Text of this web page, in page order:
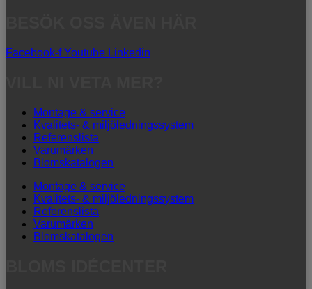
Facebook-f Youtube Linkedin
Montage & service
Kvalitets- & miljöledningssystem
Referenslista
Varumärken
Blomskatalogen
Montage & service
Kvalitets- & miljöledningssystem
Referenslista
Varumärken
Blomskatalogen